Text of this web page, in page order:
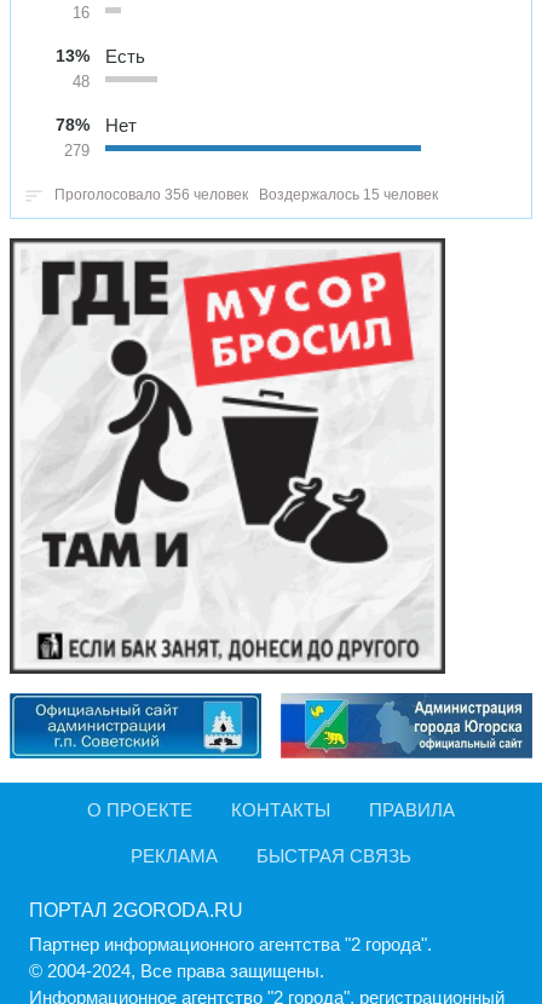
16
13%
48
Есть
78%
279
Нет
Проголосовало 356 человек Воздержалось 15 человек
О ПРОЕКТЕ КОНТАКТЫ ПРАВИЛА
РЕКЛАМА БЫСТРАЯ СВЯЗЬ
ПОРТАЛ 2GORODA.RU
Партнер информационного агентства "2 города".
© 2004-2024, Все права защищены.
Информационное агентство "2 города", регистрационный